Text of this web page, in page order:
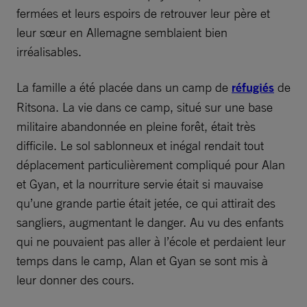
fermées et leurs espoirs de retrouver leur père et
leur sœur en Allemagne semblaient bien
irréalisables.
La famille a été placée dans un camp de réfugiés de
Ritsona. La vie dans ce camp, situé sur une base
militaire abandonnée en pleine forêt, était très
difficile. Le sol sablonneux et inégal rendait tout
déplacement particulièrement compliqué pour Alan
et Gyan, et la nourriture servie était si mauvaise
qu’une grande partie était jetée, ce qui attirait des
sangliers, augmentant le danger. Au vu des enfants
qui ne pouvaient pas aller à l’école et perdaient leur
temps dans le camp, Alan et Gyan se sont mis à
leur donner des cours.